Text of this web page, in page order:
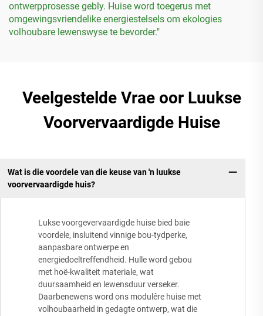
ontwerpprosesse gebly. Huise word toegerus met
omgewingsvriendelike energiestelsels om ekologies
volhoubare lewenswyse te bevorder."
Veelgestelde Vrae oor Luukse
Voorvervaardigde Huise
Wat is die voordele van die keuse van 'n luukse
voorvervaardigde huis?
Lukse voorgevervaardigde huise bied baie
voordele, insluitend vinnige bou-tydperke,
aanpasbare ontwerpe en
energiedoeltreffendheid. Hulle word gebou
met hoë-kwaliteit materiale, wat
duursaamheid en lewensduur verseker.
Daarbenewens word ons modulêre huise met
volhoubaarheid in gedagte ontwerp, wat die